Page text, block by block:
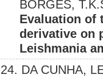
BORGES,
Evaluation of
derivative on
Leishmania
24. DA CUNHA,